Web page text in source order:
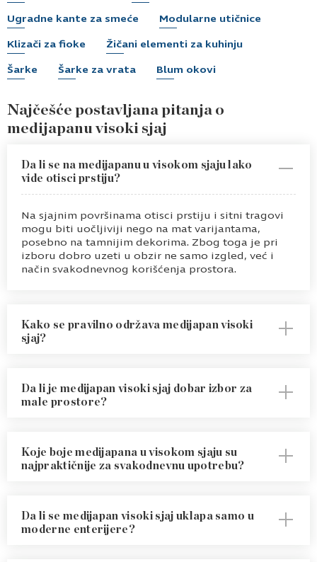
Ugradne kante za smeće Modularne utičnice
Klizači za fioke Žičani elementi za kuhinju
Šarke Šarke za vrata Blum okovi
Najčešće postavljana pitanja o
medijapanu visoki sjaj
Da li se na medijapanu u visokom sjaju lako
vide otisci prstiju?
Na sjajnim površinama otisci prstiju i sitni tragovi
mogu biti uočljiviji nego na mat varijantama,
posebno na tamnijim dekorima. Zbog toga je pri
izboru dobro uzeti u obzir ne samo izgled, već i
način svakodnevnog korišćenja prostora.
Kako se pravilno održava medijapan visoki
sjaj?
blaga sredstva koja ne oštećuju završnu obradu.
Redovno i pažljivo čišćenje pomaže da površina
Da li je medijapan visoki sjaj dobar izbor za
male prostore?
vizuelno unosi više svetlosti i može doprineti utisku
prostranosti. Zato se često bira za enterijere u
Koje boje medijapana u visokom sjaju su
najpraktičnije za svakodnevnu upotrebu?
koliko se površina koristi i koliko je izložena
dodirivanju. Svetlije i srednje nijanse nekada mogu
Da li se medijapan visoki sjaj uklapa samo u
moderne enterijere?